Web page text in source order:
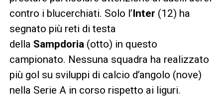
contro i blucerchiati. Solo l’ Inter (12) ha
segnato più reti di testa
della Sampdoria(otto) in questo
campionato. Nessuna squadra ha realizzato
più gol su sviluppi di calcio d’angolo (nove)
nella Serie A in corso rispetto ai liguri.